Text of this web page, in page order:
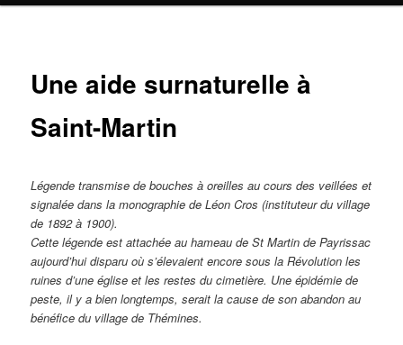
Une aide surnaturelle à
Saint-Martin
Légende transmise de bouches à oreilles au cours des veillées et
signalée dans la monographie de Léon Cros (instituteur du village
de 1892 à 1900).
Cette légende est attachée au hameau de St Martin de Payrissac
aujourd’hui disparu où s’élevaient encore sous la Révolution les
ruines d’une église et les restes du cimetière. Une épidémie de
peste, il y a bien longtemps, serait la cause de son abandon au
bénéfice du village de Thémines.